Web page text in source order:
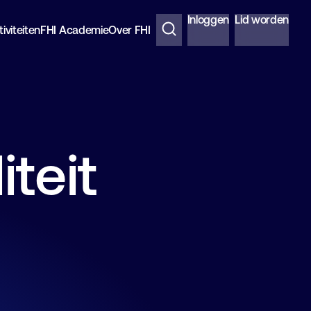
FHI AcademieOver FHI
Inloggen Lid worden